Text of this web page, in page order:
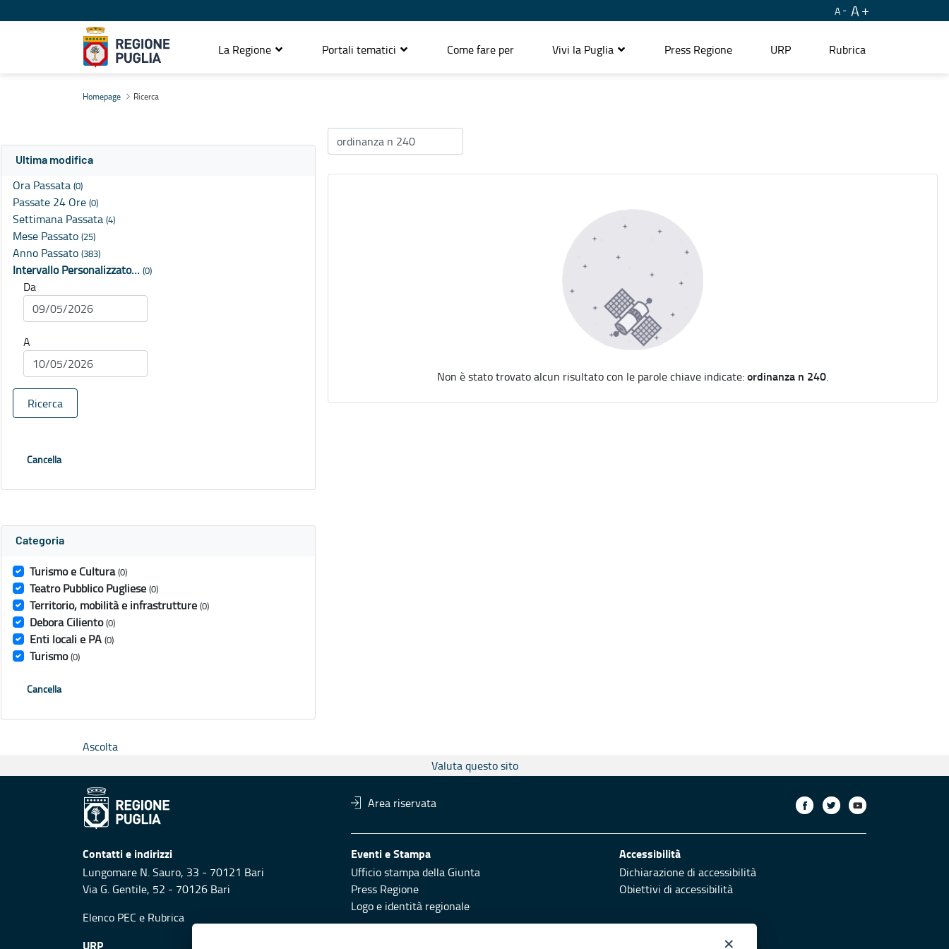
A A
La Regione Portali tematici Come fare per Vivi la Puglia Press Regione URP Rubrica
Homepage Ricerca
Ultima modifica
Ora Passata (0)
Passate 24 Ore (0)
Settimana Passata (4)
Mese Passato (25)
Anno Passato (383)
Intervallo Personalizzato… (0)
Da
A
Ricerca
Cancella
Categoria
Turismo e Cultura (0)
Teatro Pubblico Pugliese (0)
Territorio, mobilità e infrastrutture (0)
Debora Ciliento (0)
Enti locali e PA (0)
Turismo (0)
Cancella
Non è stato trovato alcun risultato con le parole chiave indicate:ordinanza n 240.
Ascolta
Valuta questo sito
Area riservata
Contatti e indirizzi
Lungomare N. Sauro, 33 - 70121 Bari
Via G. Gentile, 52 - 70126 Bari
Elenco PEC e Rubrica
Eventi e Stampa
Ufficio stampa della Giunta
Press Regione
Logo e identità regionale
Accessibilità
Dichiarazione di accessibilità
Obiettivi di accessibilità
URP ×